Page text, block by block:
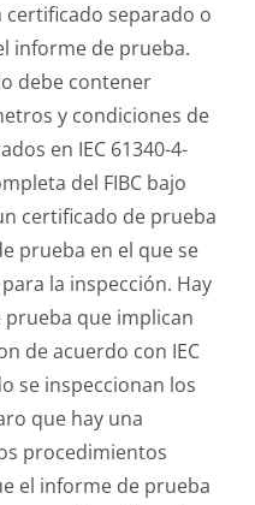
certificado separado o
informe de prueba.
debe contener
y condiciones de
en IEC 61340-4-
del FIBC bajo
certificado de prueba
prueba en el que se
la inspección. Hay
que implican
de acuerdo con IEC
se inspeccionan los
que hay una
procedimientos
el informe de prueba